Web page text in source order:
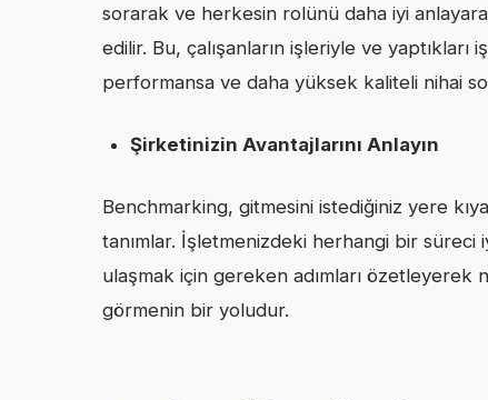
sorarak ve herkesin rolünü daha iyi
edilir. Bu, çalışanların işleriyle ve
performansa ve daha yüksek kaliteli nihai
Şirketinizin Avantajlarını Anlayın
Benchmarking, gitmesini istediğiniz yere
tanımlar. İşletmenizdeki herhangi bir
ulaşmak için gereken adımları özetleyerek
görmenin bir yoludur.